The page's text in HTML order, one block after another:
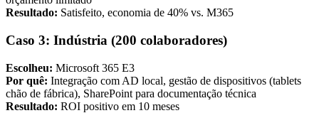
Resultado: Satisfeito, economia de 40% vs. M365
Caso 3: Indústria (200 colaboradores)
Escolheu: Microsoft 365 E3
Por quê: Integração com AD local, gestão de dispositivos (tablets
chão de fábrica), SharePoint para documentação técnica
Resultado: ROI positivo em 10 meses